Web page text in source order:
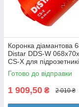
Коронка діамантова
Distar DDS-W
CS-X для
Готово до відправки
1 909,50 ₴ 2 010 ₴